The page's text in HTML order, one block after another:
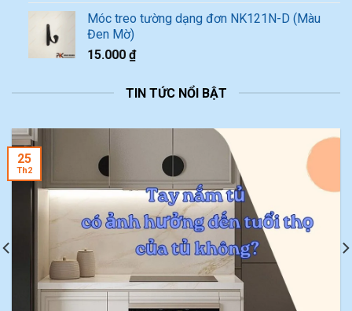
Móc treo tường dạng đơn NK121N-D (Màu
Đen Mờ)
15.000 ₫
TIN TỨC NỔI BẬT
25
Th2